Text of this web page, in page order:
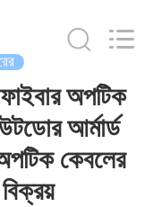
অপটিক
আর্মার্ড
কেবলের